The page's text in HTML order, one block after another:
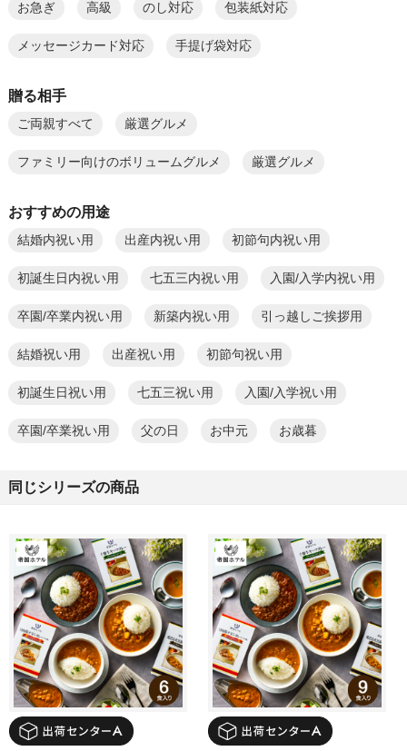
お急ぎ 高級 のし対応 包装紙対応
メッセージカード対応 手提げ袋対応
贈る相手
ご両親すべて 厳選グルメ
ファミリー向けのボリュームグルメ 厳選グルメ
おすすめの用途
結婚内祝い用 出産内祝い用 初節句内祝い用
初誕生日内祝い用 七五三内祝い用 入園/入学内祝い用
卒園/卒業内祝い用 新築内祝い用 引っ越しご挨拶用
結婚祝い用 出産祝い用 初節句祝い用
初誕生日祝い用 七五三祝い用 入園/入学祝い用
卒園/卒業祝い用 父の日 お中元 お歳暮
同じシリーズの商品